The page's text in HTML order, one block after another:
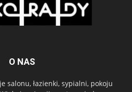
O NAS
salonu, łazienki, sypialni, pokoju